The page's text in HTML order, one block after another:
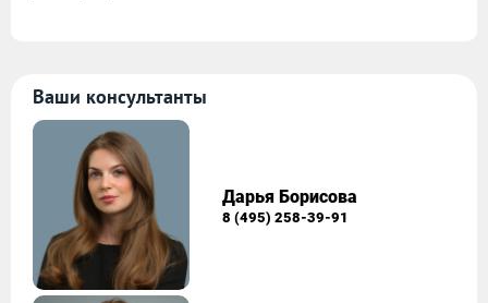
Ваши консультанты
Дарья Борисова
8 (495) 258-39-91